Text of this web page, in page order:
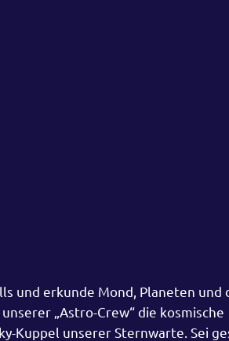
und erkunde Mond, Planeten und
„Astro-Crew“ die kosmische
Kuppel unserer Sternwarte. Sei